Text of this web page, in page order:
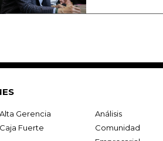
Alta Gerencia
Análisis
Caja Fuerte
Comunidad